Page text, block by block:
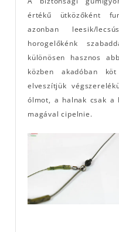
értékű ütközőként
azonban leesik/
horogelőkénk
különösen hasznos
közben akadóban
elveszítjük
ólmot, a halnak csak a
magával cipelnie.